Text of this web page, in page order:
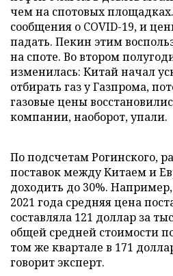
чем на спотовых
сообщения о COVID-19, и
падать. Пекин этим
на споте. Во втором
изменилась: Китай начал
отбирать газ у Газпрома,
газовые цены
компании, наоборот, упали.
По подсчетам Рогинского,
поставок между Китаем и
доходить до 30%.
2021 года средняя цена
составляла 121 доллар за
общей средней стоимости
том же квартале в 171
говорит эксперт.